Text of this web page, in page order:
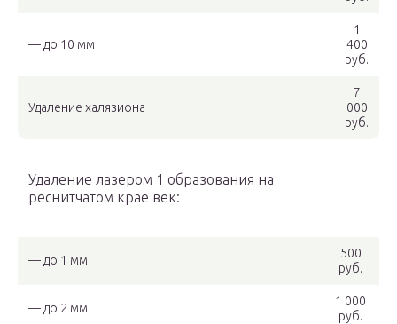
— до 10 мм
1
400
руб.
Удаление халязиона
7
000
руб.
Удаление лазером 1 образования на
реснитчатом крае век:
— до 1 мм
500
руб.
— до 2 мм
1 000
руб.